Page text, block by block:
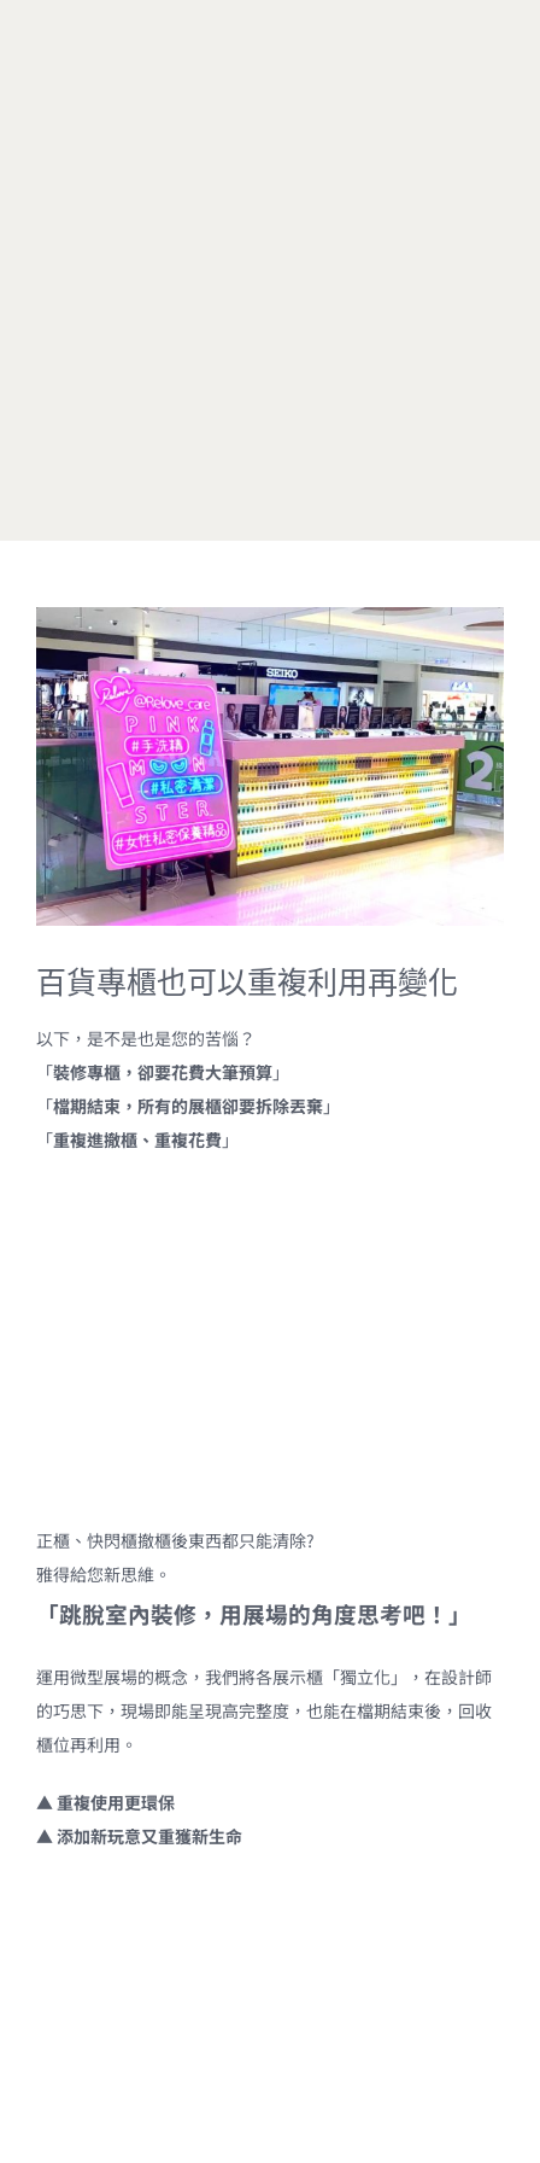
View
Larger
Image
百貨專櫃也可以重複利用再變化
以下，是不是也是您的苦惱？
「裝修專櫃，卻要花費大筆預算」
「檔期結束，所有的展櫃卻要拆除丟棄」
「重複進撤櫃、重複花費」
正櫃、快閃櫃撤櫃後東西都只能清除?
雅得給您新思維。
「跳脫室內裝修，用展場的角度思考吧！」
運用微型展場的概念，我們將各展示櫃「獨立化」，在設計師
的巧思下，現場即能呈現高完整度，也能在檔期結束後，回收
櫃位再利用。
▲ 重複使用更環保
▲ 添加新玩意又重獲新生命